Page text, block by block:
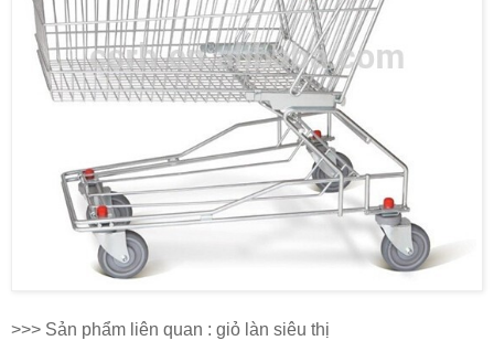
>>> Sản phẩm liên quan : giỏ làn siêu thị